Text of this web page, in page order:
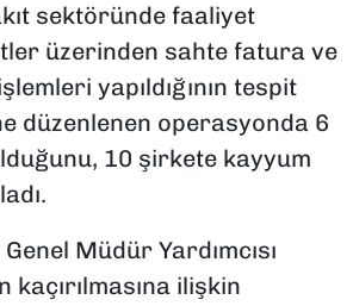
sektöründe faaliyet
üzerinden sahte fatura ve
yapıldığının tespit
düzenlenen operasyonda 6
10 şirkete kayyum
Müdür Yardımcısı
kaçırılmasına ilişkin